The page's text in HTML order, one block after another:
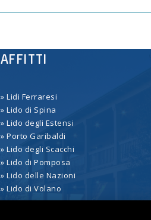
AFFITTI
» Lidi Ferraresi
» Lido di Spina
» Lido degli Estensi
» Porto Garibaldi
» Lido degli Scacchi
» Lido di Pomposa
» Lido delle Nazioni
» Lido di Volano
AFFITTI
» Lidi Ferraresi
» Lido di Spina
» Lido degli Estensi
» Porto Garibaldi
» Lido degli Scacchi
» Lido di Pomposa
» Lido delle Nazioni
» Lido di Volano